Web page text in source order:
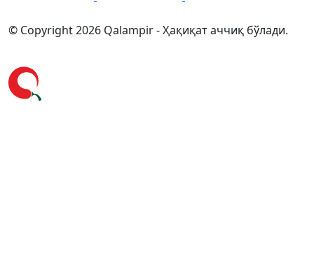
© Copyright 2026 Qalampir - Ҳақиқат аччиқ бўлади.